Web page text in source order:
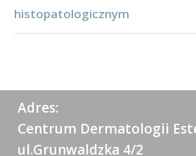
histopatologicznym
Adres:
Centrum Dermatologii
ul.Grunwaldzka 4/2